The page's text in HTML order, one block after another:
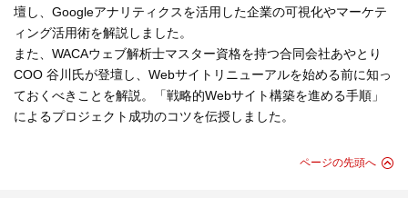
壇し、Googleアナリティクスを活用した企業の可視化やマーケテ
ィング活用術を解説しました。
また、WACAウェブ解析士マスター資格を持つ合同会社あやとり
COO 谷川氏が登壇し、Webサイトリニューアルを始める前に知っ
ておくべきことを解説。「戦略的Webサイト構築を進める手順」
によるプロジェクト成功のコツを伝授しました。
ページの先頭へ